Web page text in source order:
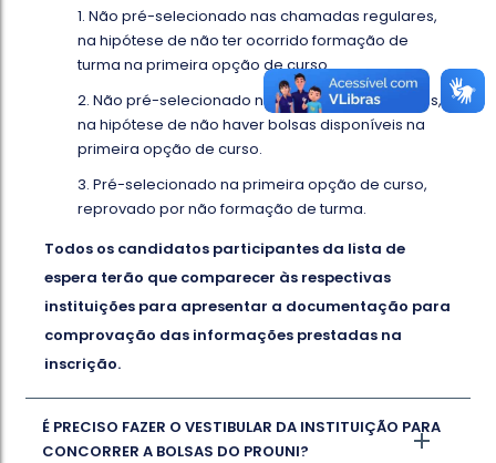
Não pré-selecionado nas chamadas regulares,
na hipótese de não ter ocorrido formação de
turma na primeira opção de curso.
Não pré-selecionado nas chamadas regulares,
na hipótese de não haver bolsas disponíveis na
primeira opção de curso.
Pré-selecionado na primeira opção de curso,
reprovado por não formação de turma.
Todos os candidatos participantes da lista de
espera terão que comparecer às respectivas
instituições para apresentar a documentação para
comprovação das informações prestadas na
inscrição.
É PRECISO FAZER O VESTIBULAR DA INSTITUIÇÃO PARA
CONCORRER A BOLSAS DO PROUNI?